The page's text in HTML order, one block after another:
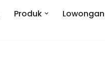
Produk
Lowongan